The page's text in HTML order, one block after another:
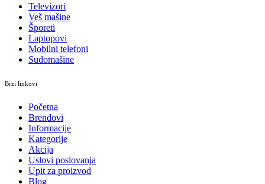
Televizori
Veš mašine
Šporeti
Laptopovi
Mobilni telefoni
Sudomašine
Brzi linkovi
Početna
Brendovi
Informacije
Kategorije
Akcija
Uslovi poslovanja
Upit za proizvod
Blog